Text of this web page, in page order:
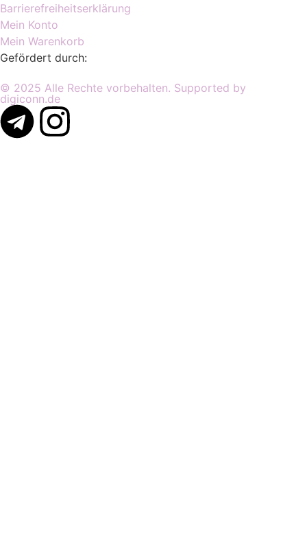
Barrierefreiheitserklärung
Mein Konto
Mein Warenkorb
Gefördert durch:
© 2025 Alle Rechte vorbehalten. Supported by
digiconn.de